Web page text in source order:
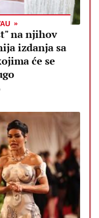
na njihov
izdanja sa
će se